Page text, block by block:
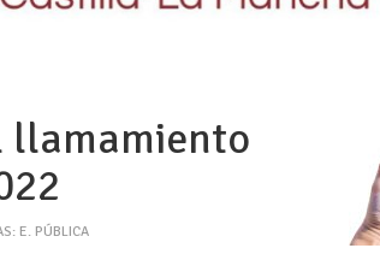
llamamiento
E. PÚBLICA